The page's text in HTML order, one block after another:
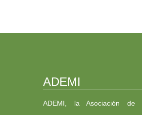
ADEMI
ADEMI, la Asociación de